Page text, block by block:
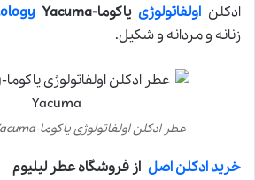
ادکلن اولفاتولوژی یاکوما-Yacuma
زنانه و مردانه و شکیل.
عطر ادکلن اولفاتولوژی یاکوما-Olfattology Yacuma
خرید ادکلن اصل از فروشگاه عطر لیلیوم